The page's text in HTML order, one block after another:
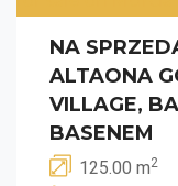
NA
ALTAONA
VILLAGE,
BASENEM
125.00 m2